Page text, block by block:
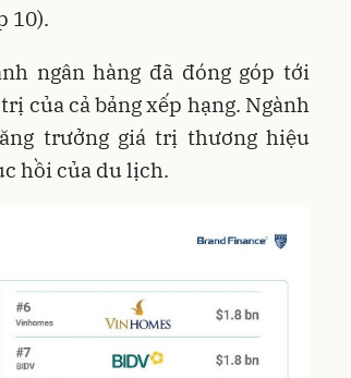
10).
ngân hàng đã đóng góp tới
của cả bảng xếp hạng. Ngành
trưởng giá trị thương hiệu
hồi của du lịch.